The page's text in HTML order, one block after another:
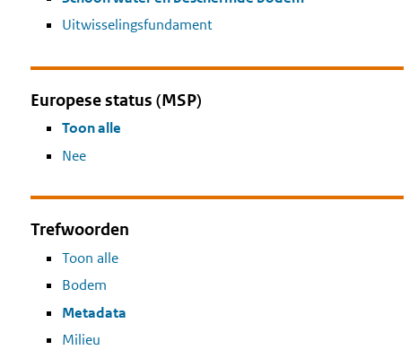
Uitwisselingsfundament
Europese status (MSP)
Toon alle
Nee
Trefwoorden
Toon alle
Bodem
Metadata
Milieu